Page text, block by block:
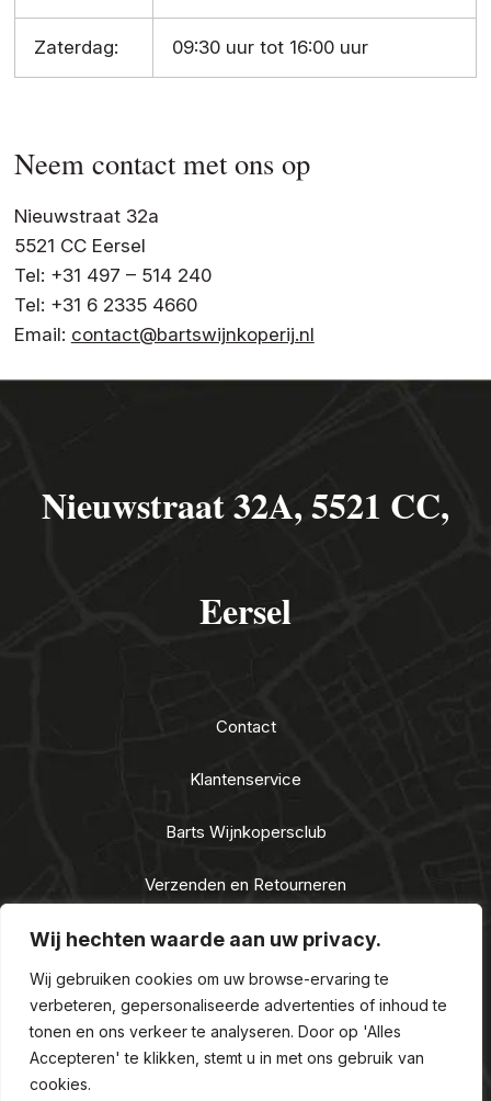
Wij hechten waarde aan uw privacy.
Wij gebruiken cookies om uw browse-ervaring te
verbeteren, gepersonaliseerde advertenties of inhoud te
tonen en ons verkeer te analyseren. Door op 'Alles
Accepteren' te klikken, stemt u in met ons gebruik van
cookies.
Zaterdag: 09:30 uur tot 16:00 uur
Neem contact met ons op
Nieuwstraat 32a
5521 CC Eersel
Tel: +31 497 – 514 240
Tel: +31 6 2335 4660
Email: contact@bartswijnkoperij.nl
Nieuwstraat 32A, 5521 CC,
Eersel
Contact
Klantenservice
Barts Wijnkopersclub
Verzenden en Retourneren
Algemene voorwaarden
Privacy Statement
Nieuwe Alcoholwet 2021